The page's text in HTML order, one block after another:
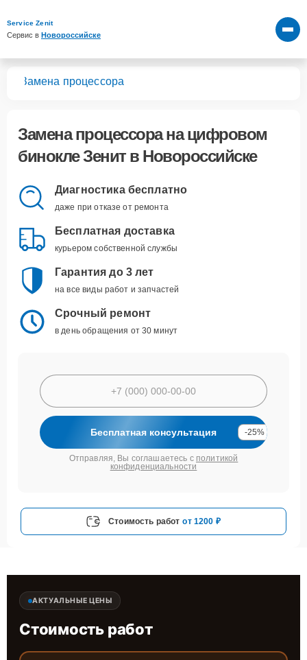
Service Zenit
Сервис в Новороссийске
Замена процессора
Замена процессорана цифровом
бинокле Зенит в Новороссийске
Диагностика бесплатно
даже при отказе от ремонта
Бесплатная доставка
курьером собственной службы
Гарантия до 3 лет
на все виды работ и запчастей
Срочный ремонт
в день обращения от 30 минут
Бесплатная консультация -25%
Отправляя, Вы соглашаетесь с политикой
конфиденциальности
Стоимость работ от 1200 ₽
АКТУАЛЬНЫЕ ЦЕНЫ
Стоимость работ